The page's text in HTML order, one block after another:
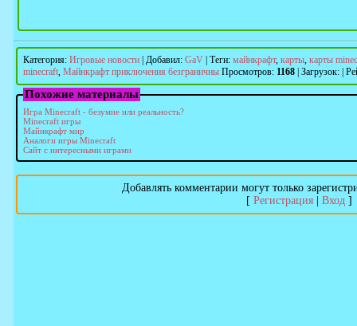
Категория: Игровые новости Добавил: GaV Теги: майнкрафт, карты, карты
minecraft, Майнкрафт приключения безграничны Просмотров: 1168 Загрузок:
Похожие материалы
Игра Minecraft - безумие или реальность?
Minecraft игры
Майнкрафт мир
Аналоги игры Minecraft
Сайт с интересными играми
Добавлять комментарии могут только
[ Регистрация| Вход]